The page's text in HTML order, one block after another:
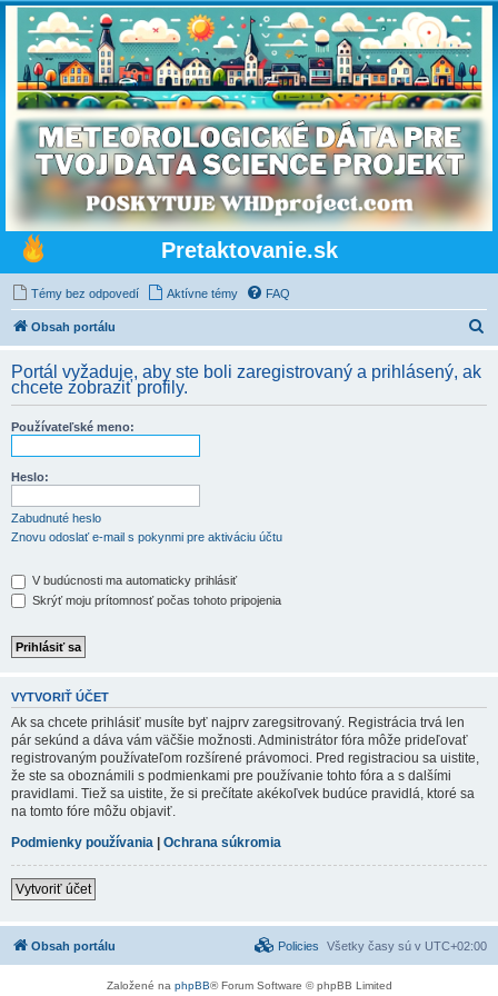
Pretaktovanie.sk
Témy bez odpovedí Aktívne témy FAQ
Obsah portálu
d
Portál vyžaduje, aby ste boli zaregistrovaný a prihlásený, ak
chcete zobraziť profily.
Používateľské meno:
Heslo:
Zabudnuté heslo
Znovu odoslať e-mail s pokynmi pre aktiváciu účtu
V budúcnosti ma automaticky prihlásiť
Skrýť moju prítomnosť počas tohoto pripojenia
VYTVORIŤ ÚČET
Ak sa chcete prihlásiť musíte byť najprv zaregsitrovaný. Registrácia trvá len
pár sekúnd a dáva vám väčšie možnosti. Administrátor fóra môže prideľovať
registrovaným používateľom rozšírené právomoci. Pred registraciou sa uistite,
že ste sa oboznámili s podmienkami pre používanie tohto fóra a s dalšími
pravidlami. Tiež sa uistite, že si prečítate akékoľvek budúce pravidlá, ktoré sa
na tomto fóre môžu objaviť.
Podmienky používania | Ochrana súkromia
Vytvoriť účet
Obsah portálu Všetky časy sú v UTC+02:00
Policies
Založené na phpBB® Forum Software © phpBB Limited